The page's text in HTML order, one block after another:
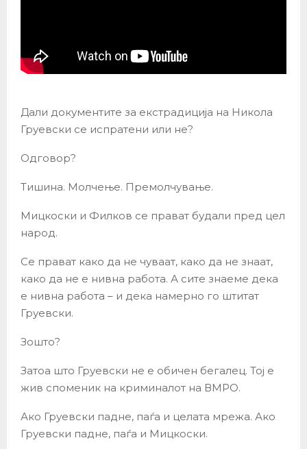
Дали документите за екстрадиција на Никола
Груевски се испратени или не?
Одговор?
Тишина. Молчење. Премолчување.
Мицкоски и Филков се прават будали пред цел
народ.
Се прават како да не чуваат, како да не знаат,
како да не е нивна работа. А сите знаеме дека
е нивна работа – и дека намерно го штитат
Груевски.
Зошто?
Затоа што Груевски не е обичен бегалец. Тој е
жив споменик на криминалот на ВМРО.
Ако Груевски падне, паѓа и целата мрежа. Ако
Груевски падне, паѓа и Мицкоски.